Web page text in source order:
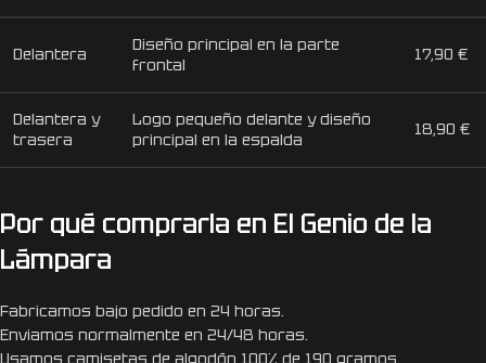
Delantera
Diseño principal en la parte
frontal
17,90 €
Delantera y
trasera
Logo pequeño delante y diseño
principal en la espalda
18,90 €
Por qué comprarla en El Genio de la
Lámpara
Fabricamos bajo pedido en 24 horas.
Enviamos normalmente en 24/48 horas.
Usamos camisetas de algodón 100% de 190 gramos.